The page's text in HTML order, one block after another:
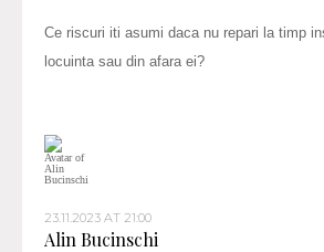
Ce riscuri iti asumi daca nu repari la timp
locuinta sau din afara ei?
23.11.2023 AT 21:00
Alin Bucinschi